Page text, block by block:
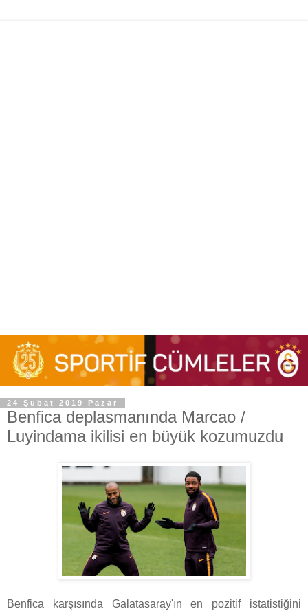
24 Şubat 2019 Pazar
Benfica deplasmanında Marcao /
Luyindama ikilisi en büyük kozumuzdu
Benfica karşısında Galatasaray'ın en pozitif istatistiğini